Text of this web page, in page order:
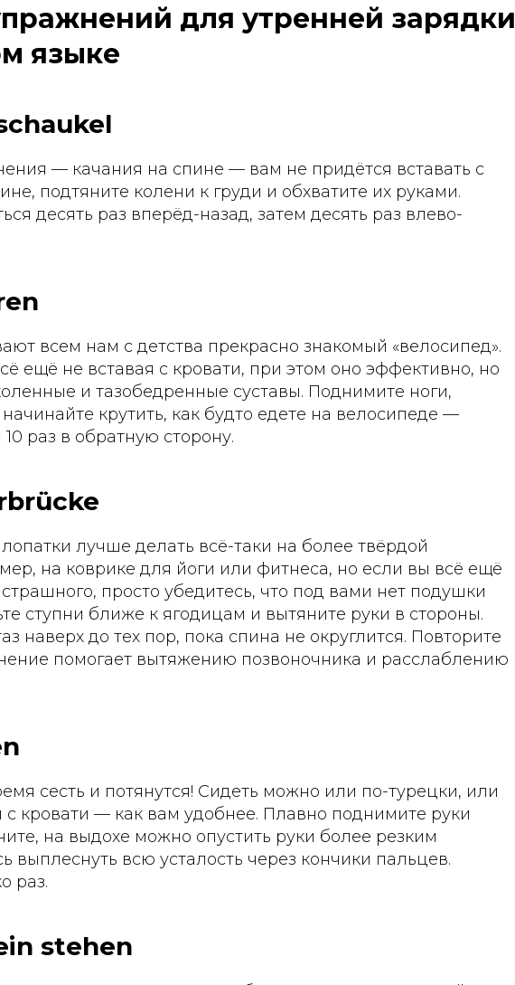
для утренней зарядки
языке
— качания на спине — вам не придётся вставать с
подтяните колени к груди и обхватите их руками.
десять раз вперёд-назад, затем десять раз влево-
всем нам с детства прекрасно знакомый «велосипед».
ещё не вставая с кровати, при этом оно эффективно, но
и тазобедренные суставы. Поднимите ноги,
крутить, как будто едете на велосипеде —
раз в обратную сторону.
лучше делать всё-таки на более твёрдой
на коврике для йоги или фитнеса, но если вы всё ещё
просто убедитесь, что под вами нет подушки
ступни ближе к ягодицам и вытяните руки в стороны.
наверх до тех пор, пока спина не округлится. Повторите
помогает вытяжению позвоночника и расслаблению
сесть и потянутся! Сидеть можно или по-турецки, или
с кровати — как вам удобнее. Плавно поднимите руки
на выдохе можно опустить руки более резким
выплеснуть всю усталость через кончики пальцев.
раз.
stehen